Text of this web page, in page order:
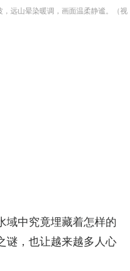
远山晕染暖调，画面温柔静谧。（视
域中究竟埋藏着怎样的
谜，也让越来越多人心